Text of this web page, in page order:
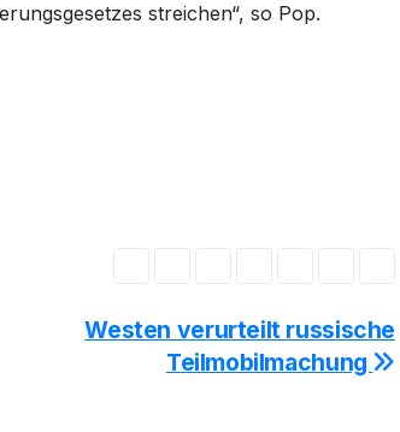
streichen“, so Pop.
Westen verurteilt russische
Teilmobilmachung